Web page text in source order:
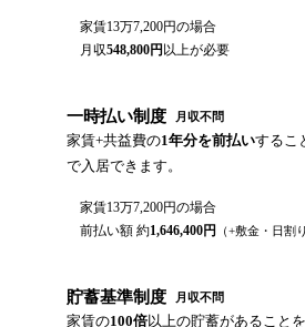
家賃13万7,200円の場合
月収548,800円 以上が必要
一時払い制度 月収不問
家賃+共益費の1年分を前払いするこ
で入居できます。
家賃13万7,200円の場合
前払い額 約1,646,400円 （+敷金・日割
貯蓄基準制度 月収不問
家賃の100倍以上の貯蓄があること